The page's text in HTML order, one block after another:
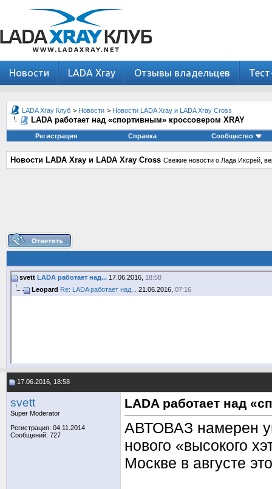
Новости LADA Xray Отзывы владельцев
LADA Xray Клуб > Новости > Новости LADA Xray и LADA Xray Cross
LADA работает над «спортивным» кроссовером XRAY
Регистрация Справка Сообщество
Новости LADA Xray и LADA Xray Cross Свежие новости о Лада Иксрей,
svett LADA работает над... 17.06.2016, 18:58
Leopard Re: LADA работает над... 21.06.2016, 07:16
17.06.2016, 18:58
svett
Super Moderator
Регистрация: 04.11.2014
Сообщений: 727
LADA работает над
АВТОВАЗ намерен
нового «высокого
Москве в августе